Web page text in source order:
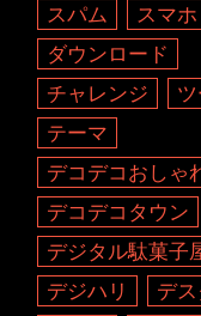
スパム
スマホ
ダウンロード
チャレンジ
テーマ
デコデコおしゃ
デコデコタウン
デジタル駄菓子
デジハリ
デ